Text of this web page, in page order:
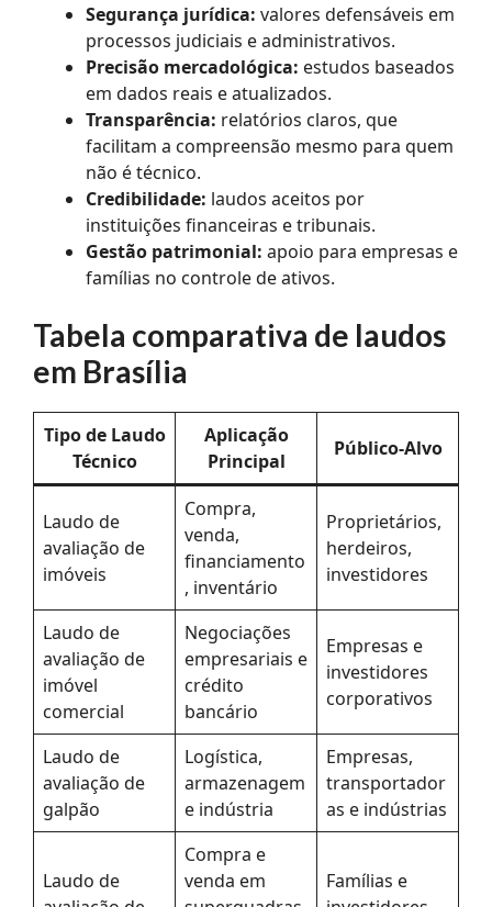
Segurança jurídica: valores defensáveis em
processos judiciais e administrativos.
Precisão mercadológica: estudos baseados
em dados reais e atualizados.
Transparência: relatórios claros, que
facilitam a compreensão mesmo para quem
não é técnico.
Credibilidade: laudos aceitos por
instituições financeiras e tribunais.
Gestão patrimonial: apoio para empresas e
famílias no controle de ativos.
Tabela comparativa de laudos
em Brasília
Tipo de Laudo
Técnico
Aplicação
Principal
Público-Alvo
Laudo de
avaliação de
imóveis
Compra,
venda,
financiamento
, inventário
Proprietários,
herdeiros,
investidores
Laudo de
avaliação de
imóvel
comercial
Negociações
empresariais e
crédito
bancário
Empresas e
investidores
corporativos
Laudo de
avaliação de
galpão
Logística,
armazenagem
e indústria
Empresas,
transportador
as e indústrias
Laudo de
Compra e
venda em
Famílias e